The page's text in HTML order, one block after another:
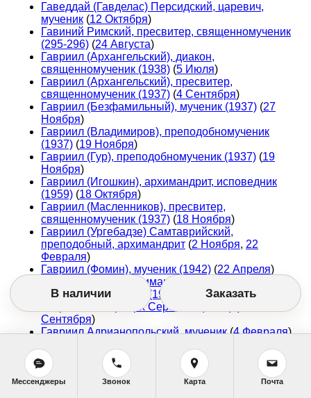
Гаведдай (Гавделас) Персидский, царевич,
мученик(12 Октября)
Гавиний Римский, пресвитер, священномученик
(295-296)(24 Августа)
Гавриил (Архангельский), диакон,
священномученик (1938)(5 Июля)
Гавриил (Архангельский), пресвитер,
священномученик (1937)(4 Сентября)
Гавриил (Безфамильный), мученик (1937)(27
Ноября)
Гавриил (Владимиров), преподобномученик
(1937)(19 Ноября)
Гавриил (Гур), преподобномученик (1937)(19
Ноября)
Гавриил (Игошкин), архимандрит, исповедник
(1959)(18 Октября)
Гавриил (Масленников), пресвитер,
священномученик (1937)(18 Ноября)
Гавриил (Ургебадзе) Самтаврийский,
преподобный, архимандрит(2 Ноября, 22
Февраля)
Гавриил (Фомин), мученик (1942)(22 Апреля)
Гавриил (Яцик), архимандрит,
преподобномученик (1937)
23 Сентября)
Гавриил I, Патриарх Сербский (1659)
Сентября)
Гавриил Адрианопольский, мученик(4 Февраля)
Гавриил Белостокский, младенец, мученик (1690)
(3 Мая
Гавриил Лесновский, преподобный (XI)
28
В наличии Заказать
Мессенджеры Звонок Карта Почта